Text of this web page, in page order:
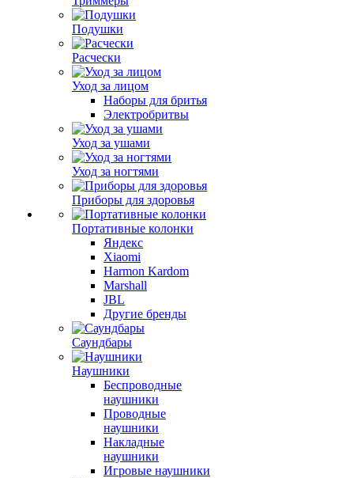
Подушки
Расчески
Уход за лицом
Наборы для бритья
Электробритвы
Уход за ушами
Уход за ногтями
Приборы для здоровья
Портативные колонки
Яндекс
Xiaomi
Harmon Kardom
Marshall
JBL
Другие бренды
Саундбары
Наушники
Беспроводные
наушники
Проводные
наушники
Накладные
наушники
Игровые наушники